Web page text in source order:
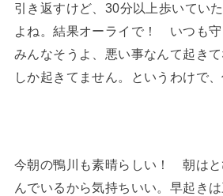
引き返すけど、30分以上歩いてい
よね。結果オーライで！ いつも守
みんなそうよ、悪い事なんて起き
しか起きてません。というわけで、
今朝の鴨川も素晴らしい！ 朝はと
んでいるから気持ちいい。早起き